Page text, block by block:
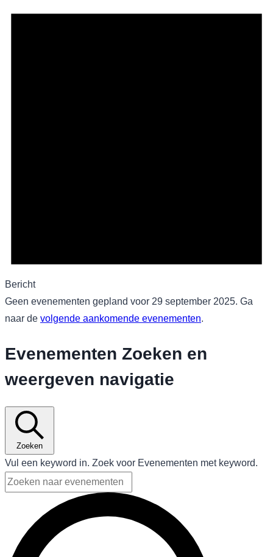
Bericht
Geen evenementen gepland voor 29 september 2025. Ga
naar de volgende aankomende evenementen.
Evenementen Zoeken en
weergeven navigatie
Zoeken
Vul een keyword in. Zoek voor Evenementen met keyword.